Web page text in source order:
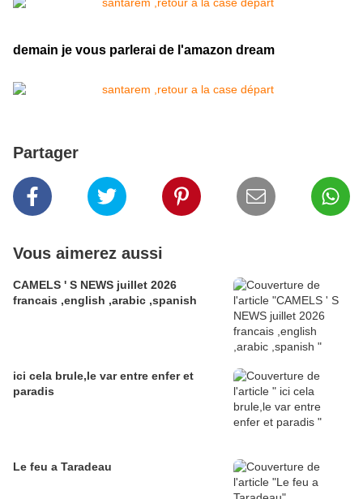
demain je vous parlerai de l'amazon dream
Partager
Vous aimerez aussi
CAMELS ' S NEWS juillet 2026
francais ,english ,arabic ,spanish
ici cela brule,le var entre enfer et
paradis
Le feu a Taradeau